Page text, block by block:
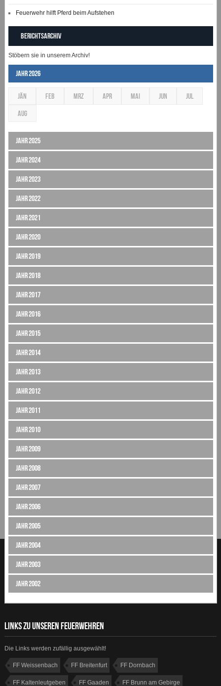
Feuerwehr hilft Pferd beim Aufstehen
Berichtsarchiv
Stöbern sie in unserem Archiv!
Jahr 2026
JÄN FEB MRZ APR MAI JUN JUL
AUG
Jahr 2025
Jahr 2024
Jahr 2023
Jahr 2022
Jahr 2021
Jahr 2020
Jahr 2019
Jahr 2018
Jahr 2017
Jahr 2016
Jahr 2015
Jahr 2014
Jahr 2013
Jahr 2012
Jahr 2011
Jahr 2010
Jahr 2009
Jahr 2008
Jahr 2007
Jahr 2006
Jahr 2005
Jahr 2004
Jahr 2003
Jahr 2002
LINKS ZU UNSEREN FEUERWEHREN
Die Links werden zufällig ausgewählt!
FF Weissenbach FF Breitenfurt FF Dornbach
FF Kaltenleutgeben FF Gaaden FF Brunn am Gebirge